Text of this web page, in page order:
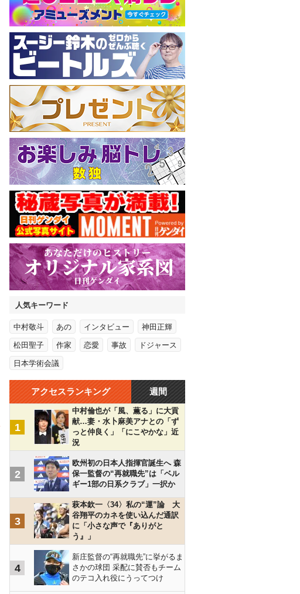
人気キーワード
中村敬斗 あの インタビュー 神田正輝
松田聖子 作家 恋愛 事故 ドジャース
日本学術会議
アクセスランキング 週間
1
中村倫也が「風、薫る」に大貢
献…妻・水卜麻美アナとの「ず
っと仲良く」「にこやかな」近
況
2
欧州初の日本人指揮官誕生へ 森
保一監督の“再就職先”は「ベル
ギー1部の日系クラブ」一択か
3
萩本欽一〈34〉私の“運”論 大
谷翔平のカネを使い込んだ通訳
に「小さな声で『ありがと
う』」
4
新庄監督の“再就職先”に挙がるま
さかの球団 采配に賛否もチーム
のテコ入れ役にうってつけ